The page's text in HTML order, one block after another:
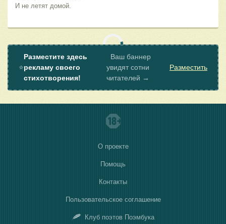
И не летят домой.
⭐
Разместите здесь
рекламу своего
стихотворения!
Ваш баннер
увидят сотни
читателей →
Разместить
О проекте
Помощь
Контакты
Пользовательское соглашение
Клуб поэтов Поэмбука